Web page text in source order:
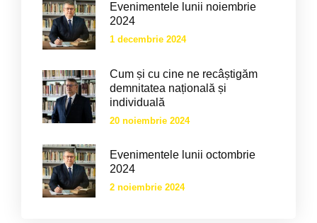
Evenimentele lunii noiembrie
2024
1 decembrie 2024
Cum și cu cine ne recâștigăm
demnitatea națională și
individuală
20 noiembrie 2024
Evenimentele lunii octombrie
2024
2 noiembrie 2024